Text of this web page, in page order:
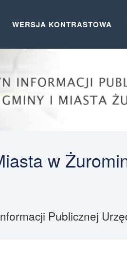
WERSJA KONTRASTOWA
w
Publicznej